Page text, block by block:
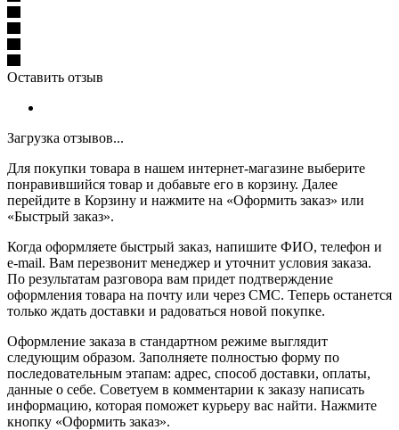
Оставить отзыв
Загрузка отзывов...
Для покупки товара в нашем интернет-магазине выберите
понравившийся товар и добавьте его в корзину. Далее
перейдите в Корзину и нажмите на «Оформить заказ» или
«Быстрый заказ».
Когда оформляете быстрый заказ, напишите ФИО, телефон и
e-mail. Вам перезвонит менеджер и уточнит условия заказа.
По результатам разговора вам придет подтверждение
оформления товара на почту или через СМС. Теперь останется
только ждать доставки и радоваться новой покупке.
Оформление заказа в стандартном режиме выглядит
следующим образом. Заполняете полностью форму по
последовательным этапам: адрес, способ доставки, оплаты,
данные о себе. Советуем в комментарии к заказу написать
информацию, которая поможет курьеру вас найти. Нажмите
кнопку «Оформить заказ».